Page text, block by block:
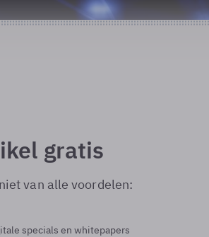
gratis
van alle voordelen:
specials en whitepapers